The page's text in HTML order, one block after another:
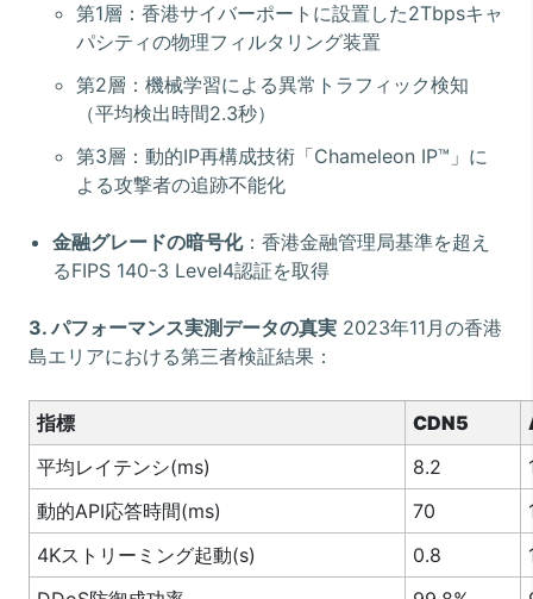
第1層：香港サイバーポートに設置した2Tbpsキャ
パシティの物理フィルタリング装置
第2層：機械学習による異常トラフィック検知
（平均検出時間2.3秒）
第3層：動的IP再構成技術「Chameleon IP™」に
よる攻撃者の追跡不能化
金融グレードの暗号化：香港金融管理局基準を超え
るFIPS 140-3 Level4認証を取得
3. パフォーマンス実測データの真実 2023年11月の香港
島エリアにおける第三者検証結果：
指標 CDN5
平均レイテンシ(ms)
8.2
動的API応答時間(ms)
70
4Kストリーミング起動(s)
0.8